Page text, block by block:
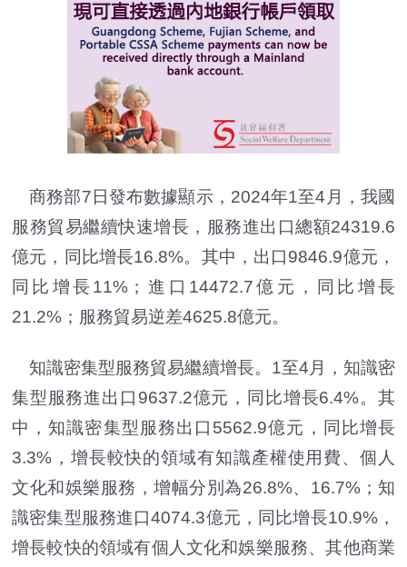
商務部7日發布數據顯示，2024年1至4月，我國
服務貿易繼續快速增長，服務進出口總額24319.6
億元，同比增長16.8%。其中，出口9846.9億元，
同比增長11%；進口14472.7億元，同比增長
21.2%；服務貿易逆差4625.8億元。
知識密集型服務貿易繼續增長。1至4月，知識密
集型服務進出口9637.2億元，同比增長6.4%。其
中，知識密集型服務出口5562.9億元，同比增長
3.3%，增長較快的領域有知識產權使用費、個人
文化和娛樂服務，增幅分別為26.8%、16.7%；知
識密集型服務進口4074.3億元，同比增長10.9%，
增長較快的領域有個人文化和娛樂服務、其他商業